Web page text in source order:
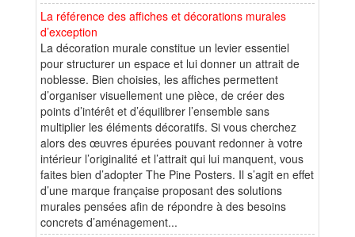
La référence des affiches et décorations murales
d’exception
La décoration murale constitue un levier essentiel
pour structurer un espace et lui donner un attrait de
noblesse. Bien choisies, les affiches permettent
d’organiser visuellement une pièce, de créer des
points d’intérêt et d’équilibrer l’ensemble sans
multiplier les éléments décoratifs. Si vous cherchez
alors des œuvres épurées pouvant redonner à votre
intérieur l’originalité et l’attrait qui lui manquent, vous
faites bien d’adopter The Pine Posters. Il s’agit en effet
d’une marque française proposant des solutions
murales pensées afin de répondre à des besoins
concrets d’aménagement...